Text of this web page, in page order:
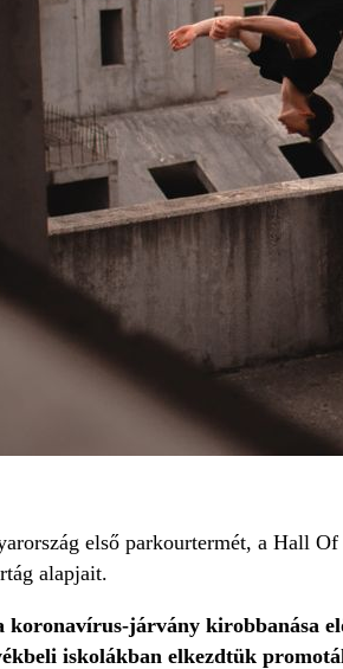
első parkourtermét, a Hall
alapjait.
járvány kirobbanása
iskolákban elkezdtük